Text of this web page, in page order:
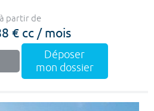
à partir de
€ cc / mois
Déposer
mon dossier